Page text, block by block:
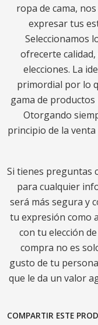
ropa de cama,
expresar tus
Seleccionamos
ofrecerte
elecciones. La
primordial por lo
gama de
Otorgando
principio de la
Si tienes preguntas
para cualquier
será más segura y
tu expresión como
con tu elección
compra no es
gusto de tu
que le da un valor
COMPARTIR ESTE